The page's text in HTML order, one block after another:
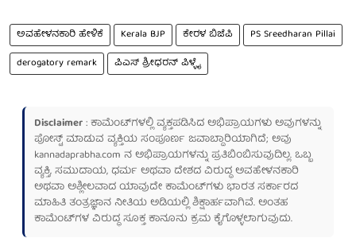
ಅವಹೇಳನಕಾರಿ ಹೇಳಿಕೆ Kerala BJP ಕೇರಳ ಬಿಜೆಪಿ
PS Sreedharan Pillai
derogatory remark
ಪಿಎಸ್ ಶ್ರೀಧರನ್ ಪಿಳ್ಳೈ
Disclaimer: ಕಾಮೆಂಟ್‌ಗಳಲ್ಲಿ ವ್ಯಕ್ತಪಡಿಸಿದ ಅಭಿಪ್ರಾಯಗಳು ಅವುಗಳನ್ನು
ಪೋಸ್ಟ್ ಮಾಡುವ ವ್ಯಕ್ತಿಯ ಸಂಪೂರ್ಣ ಜವಾಬ್ದಾರಿಯಾಗಿದೆ; ಅವು
kannadaprabha.com ನ ಅಭಿಪ್ರಾಯಗಳನ್ನು ಪ್ರತಿಬಿಂಬಿಸುವುದಿಲ್ಲ. ಒಬ್ಬ
ವ್ಯಕ್ತಿ, ಸಮುದಾಯ, ಧರ್ಮ ಅಥವಾ ದೇಶದ ವಿರುದ್ಧ ಅವಹೇಳನಕಾರಿ
ಅಥವಾ ಅಶ್ಲೀಲವಾದ ಯಾವುದೇ ಕಾಮೆಂಟ್‌ಗಳು ಭಾರತ ಸರ್ಕಾರದ
ಮಾಹಿತಿ ತಂತ್ರಜ್ಞಾನ ನೀತಿಯ ಅಡಿಯಲ್ಲಿ ಶಿಕ್ಷಾರ್ಹವಾಗಿವೆ. ಅಂತಹ
ಕಾಮೆಂಟ್‌ಗಳ ವಿರುದ್ಧ ಸೂಕ್ತ ಕಾನೂನು ಕ್ರಮ ಕೈಗೊಳ್ಳಲಾಗುವುದು.